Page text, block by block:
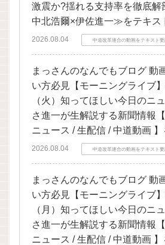
激震か?揺れる支持率を徹底解
中北浩爾×伊佐進一≫をテキス
2026.08.04 中道改革連合の動画をテキスト
まっさんのなんでもブログ 動
い方必見【モーニングライブ
（火）知ってほしい今日のニ
さ進一が生解説する新聞情報
ニュース / 生配信 / 中道動画
2026.08.04 中道改革連合の動画をテキスト
まっさんのなんでもブログ 動
い方必見【モーニングライブ
（月）知ってほしい今日のニ
さ進一が生解説する新聞情報
ニュース / 生配信 / 中道動画